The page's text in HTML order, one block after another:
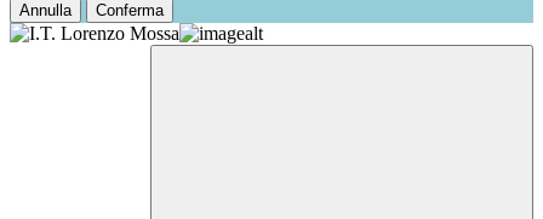
Annulla Conferma